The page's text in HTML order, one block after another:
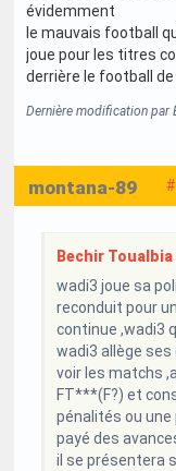
évidemment
le mauvais football
joue pour les titres
derrière le football
Dernière modification par
montana-89
Bechir
wadi3 joue sa
reconduit pour
continue ,wadi3
wadi3 allège ses
voir les matchs
FT***(F?) et
pénalités ou
payé des
il se présentera